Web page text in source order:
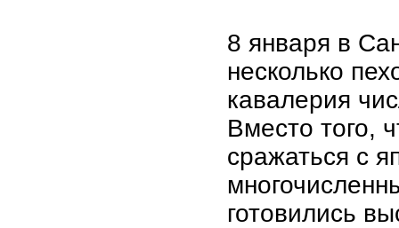
8 января в
несколько
кавалерия
Вместо того,
сражаться с
готовились